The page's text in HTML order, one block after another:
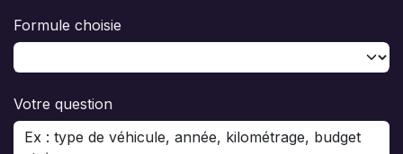
Formule choisie
Votre question